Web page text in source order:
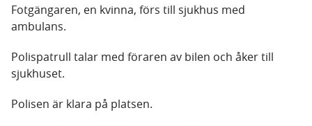
Fotgängaren, en kvinna, förs till sjukhus med
ambulans.
Polispatrull talar med föraren av bilen och åker till
sjukhuset.
Polisen är klara på platsen.